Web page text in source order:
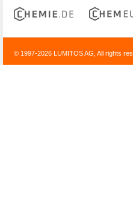
© 1997-2026 LUMITOS AG, All rights